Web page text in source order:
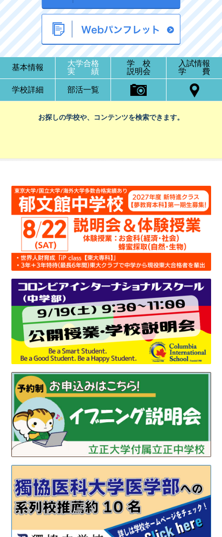
基本情報
大学合格
実 績
学 校
説明会
入試情報
学 費
学校詳細 部活一覧
お探しの学校や、コンテンツを検索できます。